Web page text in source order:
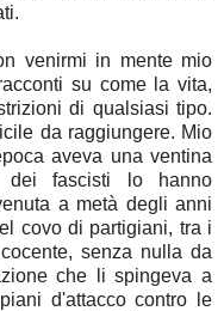
venirmi in mente mio
su come la vita,
di qualsiasi tipo.
da raggiungere. Mio
aveva una ventina
dei fascisti lo hanno
a metà degli anni
covo di partigiani, tra i
senza nulla da
che li spingeva a
d'attacco contro le